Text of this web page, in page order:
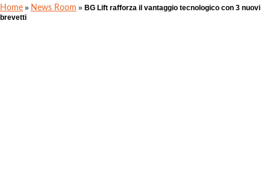
Home » News Room » BG Lift rafforza il vantaggio tecnologico con 3 nuovi
brevetti